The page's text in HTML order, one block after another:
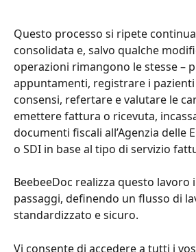
Questo processo si ripete
consolidata e, salvo qualche
operazioni rimangono le stesse –
appuntamenti, registrare i
consensi, refertare e valutare le
emettere fattura o ricevuta,
documenti fiscali all’Agenzia delle
o SDI in base al tipo di servizio
BeebeeDoc realizza questo lavoro
passaggi, definendo un flusso di
standardizzato e sicuro.
Vi consente di accedere a tutti i